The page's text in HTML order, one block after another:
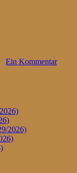
Ein Kommentar
2026)